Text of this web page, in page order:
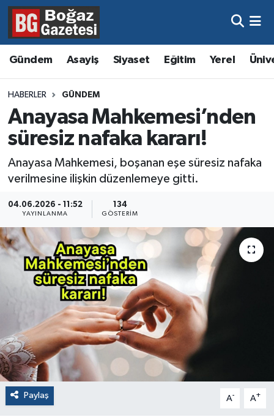
Gündem Asayiş Siyaset Eğitim Yerel
HABERLER GÜNDEM
Anayasa Mahkemesi’nden
süresiz nafaka kararı!
Anayasa Mahkemesi, boşanan eşe süresiz nafaka
verilmesine ilişkin düzenlemeye gitti.
04.06.2026 - 11:52
YAYINLANMA
134
GÖSTERIM
Paylaş A- A+
Asayiş
Eğitim
Gündem
Magazin
Resmi İlanlar
Sağlık
Hava Durumu
Trafik Durumu
Süper Lig Puan Durumu ve Fikstür
Tüm Manşetler
Son Dakika Haberleri
Haber Arşivi